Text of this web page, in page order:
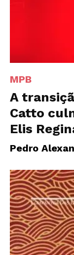
MPB
A
Catto
Elis
Pedro